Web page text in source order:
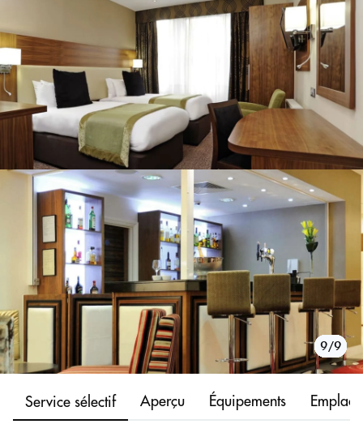
1/9
2/9
3/9
4/9
5/9
6/9
7/9
8/9
9/9
Service sélectif Aperçu Équipements